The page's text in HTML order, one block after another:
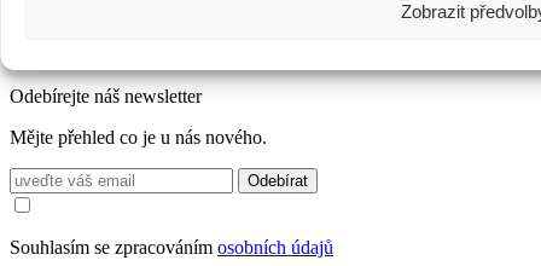
Zobrazit
Odebírejte náš newsletter
Mějte přehled co je u nás nového.
Odebírat
Souhlasím se zpracováním osobních údajů